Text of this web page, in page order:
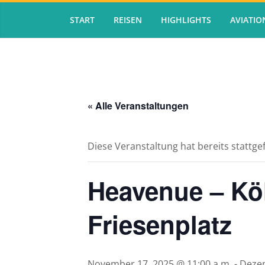
springen
START REISEN HIGHLIGHTS
« Alle Veranstaltungen
Diese Veranstaltung hat bereits
Heavenue –
Friesenplatz